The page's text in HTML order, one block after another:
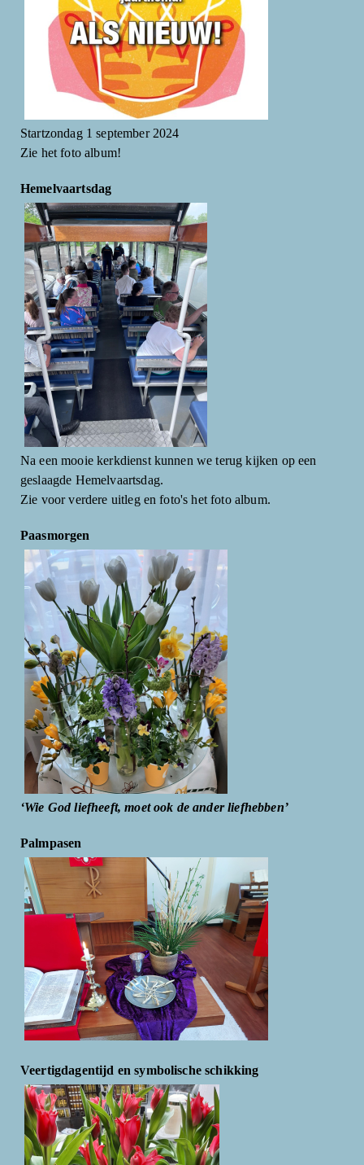
Startzondag 1 september 2024
Zie het foto album!
Hemelvaartsdag
Na een mooie kerkdienst kunnen we terug kijken op een
geslaagde Hemelvaartsdag.
Zie voor verdere uitleg en foto's het foto album.
Paasmorgen
‘Wie God liefheeft, moet ook de ander liefhebben’
Palmpasen
Veertigdagentijd en symbolische schikking